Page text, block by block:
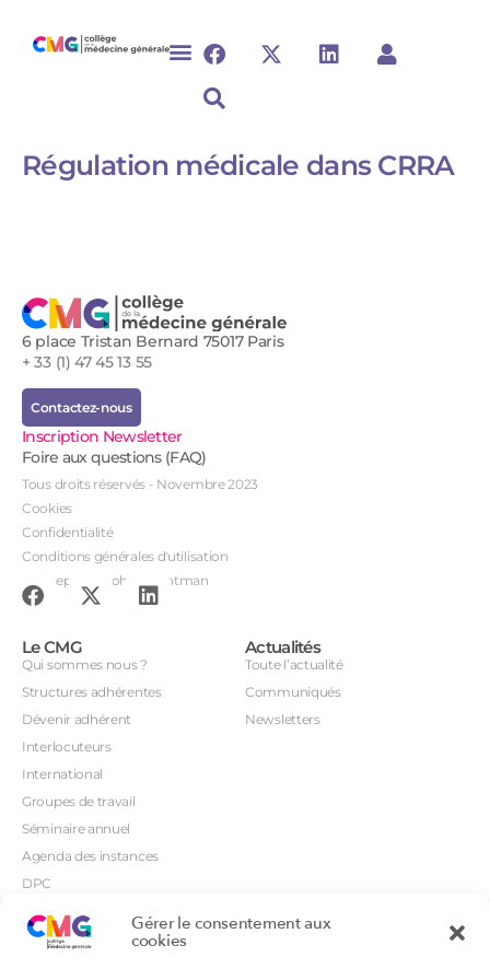
Gérer le consentement aux
cookies
Régulation médicale dans CRRA
6 place Tristan Bernard 75017 Paris
+ 33 (1) 47 45 13 55
Contactez-nous
Inscription Newsletter
Foire aux questions (FAQ)
Tous droits réservés - Novembre 2023
Cookies
Confidentialité
Conditions générales d'utilisation
Conception : John Brightman
Le CMG
Qui sommes nous ?
Structures adhérentes
Dévenir adhérent
Interlocuteurs
International
Groupes de travail
Séminaire annuel
Agenda des instances
DPC
Orientations prioritaires
Actualités
Toute l’actualité
Communiqués
Newsletters